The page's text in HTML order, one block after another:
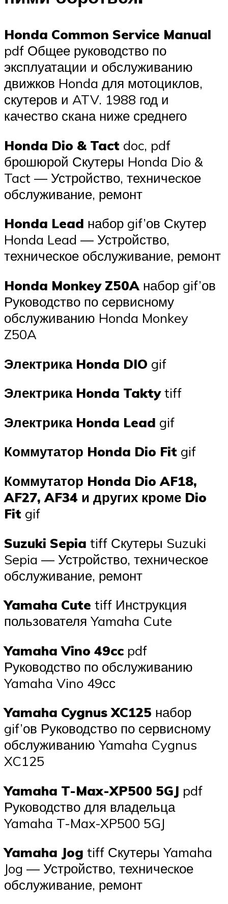
Honda Common Service Manual
pdf Общее руководство по
эксплуатации и обслуживанию
движков Honda для мотоциклов,
скутеров и ATV. 1988 год и
качество скана ниже среднего
Honda Dio & Tact doc, pdf
брошюрой Скутеры Honda Dio &
Tact — Устройство, техничеcкое
обслуживание, ремонт
Honda Lead набор gif’ов Скутер
Honda Lead — Устройство,
техническое обслуживание, ремонт
Honda Monkey Z50A набор gif’ов
Руководство по сервисному
обслуживанию Honda Monkey
Z50A
Электрика Honda DIO gif
Электрика Honda Taktytiff
Электрика Honda Lead gif
Коммутатор Honda Dio Fit gif
Коммутатор Honda Dio AF18,
AF27, AF34 и других кроме Dio
Fit gif
Suzuki Sepia tiff Скутеры Suzuki
Sepia — Устройство, техничеcкое
обслуживание, ремонт
Yamaha Cute tiff Инструкция
пользователя Yamaha Cute
Yamaha Vino 49cc pdf
Руководство по обслуживанию
Yamaha Vino 49сс
Yamaha Cygnus XC125 набор
gif’ов Руководство по сервисному
обслуживанию Yamaha Cygnus
XC125
Yamaha T-Max-XP500 5GJ pdf
Руководство для владельца
Yamaha T-Max-XP500 5GJ
Yamaha Jog tiff Скутеры Yamaha
Jog — Устройство, техничеcкое
обслуживание, ремонт